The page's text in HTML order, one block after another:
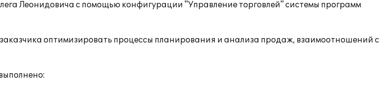
Леонидовича с помощью конфигурации "Управление торговлей" системы программ
оптимизировать процессы планирования и анализа продаж, взаимоотношений с